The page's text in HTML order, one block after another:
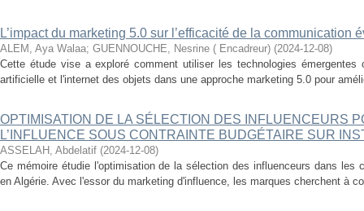
L’impact du marketing 5.0 sur l’efficacité de la communication
ALEM, Aya Walaa; GUENNOUCHE, Nesrine ( Encadreur) (2024-12-08)
Cette étude vise a exploré comment utiliser les technologies émergentes
artificielle et l'internet des objets dans une approche marketing 5.0 pour
OPTIMISATION DE LA SÉLECTION DES INFLUENCEURS
L’INFLUENCE SOUS CONTRAINTE BUDGÉTAIRE SUR
ASSELAH, Abdelatif (2024-12-08)
Ce mémoire étudie l'optimisation de la sélection des influenceurs dans les
en Algérie. Avec l'essor du marketing d'influence, les marques cherchent à